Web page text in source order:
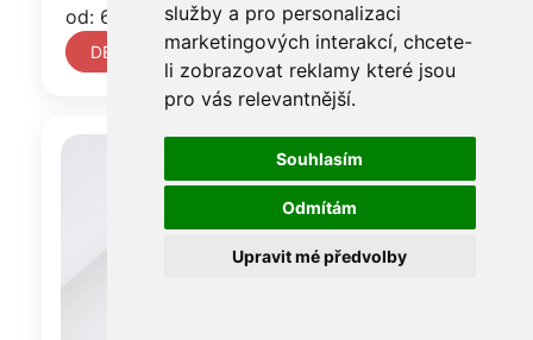
služby a pro personalizaci
marketingových interakcí, chcete-
li zobrazovat reklamy které jsou
pro vás relevantnější.
Souhlasím
Odmítám
Upravit mé předvolby
od: 6 960 Kč
DETAIL